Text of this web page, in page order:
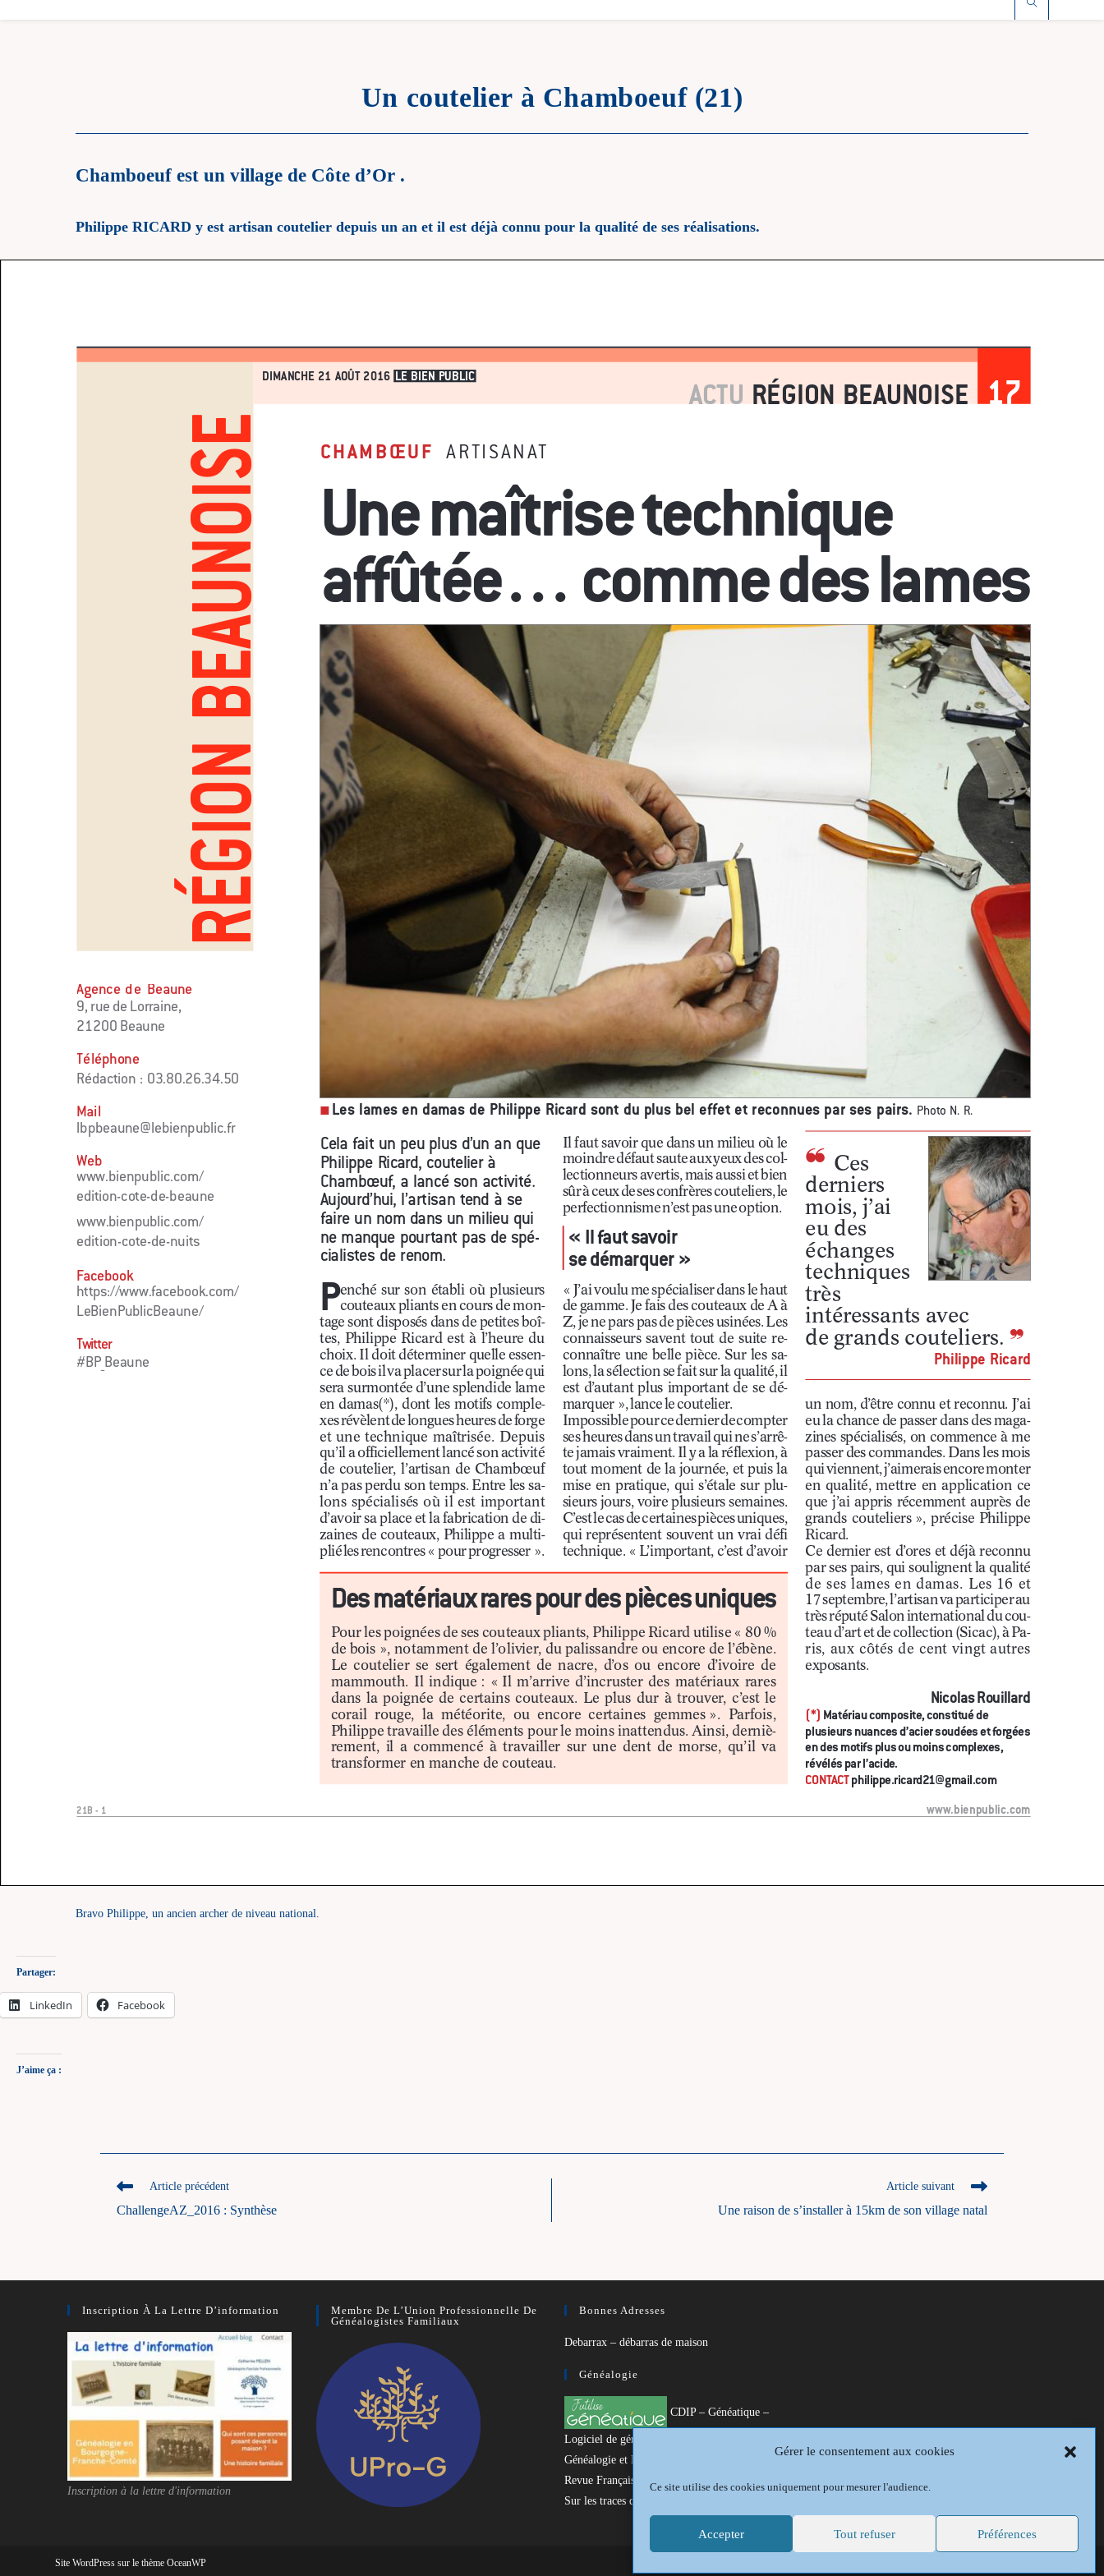
Gérer le consentement aux cookies
Ce site utilise des cookies uniquement pour mesurer l'audience.
Accepter Tout refuser Préférences
Un coutelier à Chamboeuf (21)
Chamboeuf est un village de Côte d’Or .
Philippe RICARD y est artisan coutelier depuis un an et il est déjà connu pour la qualité de ses réalisations.
Bravo Philippe, un ancien archer de niveau national.
Partager:
LinkedIn Facebook
J’aime ça :
Read
articles
Article précédent
ChallengeAZ_2016 : Synthèse
Article suivant
Une raison de s’installer à 15km de son village natal
Inscription À La Lettre D’information
Inscription à la lettre d'information
Membre De L’Union Professionnelle De
Généalogistes Familiaux
Bonnes Adresses
Debarrax – débarras de maison
Généalogie
CDIP – Généatique –
Logiciel de généalogie
Généalogie et Histoire du Dunkerquois
Revue Française de Généalogie
Sur les traces du passé
Site WordPress sur le thème OceanWP